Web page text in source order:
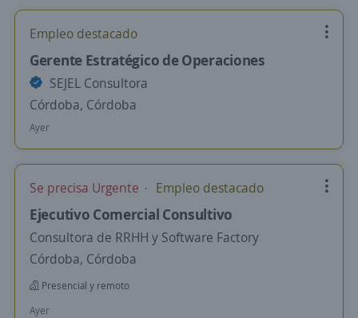
Empleo destacado
Gerente Estratégico de Operaciones
SEJEL Consultora
Córdoba, Córdoba
Ayer
Se precisa Urgente Empleo destacado
Ejecutivo Comercial Consultivo
Consultora de RRHH y Software Factory
Córdoba, Córdoba
Presencial y remoto
Ayer